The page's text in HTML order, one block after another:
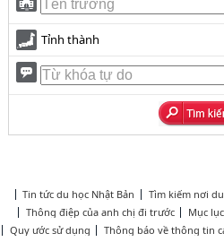
Tỉnh thành
Tin tức du học Nhật Bản Tìm kiếm nơi
Thông điệp của anh chị đi trước
Mục
Quy ước sử dụng
Thông báo về thông tin